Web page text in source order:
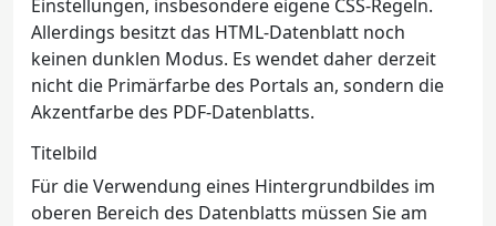
Einstellungen, insbesondere eigene CSS-Regeln.
Allerdings besitzt das HTML-Datenblatt noch
keinen dunklen Modus. Es wendet daher derzeit
nicht die Primärfarbe des Portals an, sondern die
Akzentfarbe des PDF-Datenblatts.
Titelbild
Für die Verwendung eines Hintergrundbildes im
oberen Bereich des Datenblatts müssen Sie am